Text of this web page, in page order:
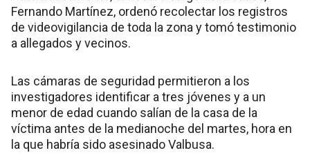
Fernando Martínez, ordenó recolectar los registros
de videovigilancia de toda la zona y tomó testimonio
a allegados y vecinos.
Las cámaras de seguridad permitieron a los
investigadores identificar a tres jóvenes y a un
menor de edad cuando salían de la casa de la
víctima antes de la medianoche del martes, hora en
la que habría sido asesinado Valbusa.